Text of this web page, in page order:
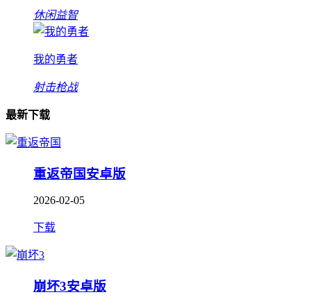
休闲益智
我的勇者
射击枪战
最新下载
重返帝国安卓版
2026-02-05
下载
崩坏3安卓版